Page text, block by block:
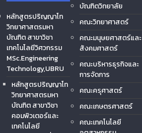
หลักสูตรปริญญาโท
วิทยาศาสตรมหา
บัณฑิต สาขาวิชา
เทคโนโลยีวิศวกรรม
MSc.Engineering
Technology,UBRU
หลักสูตรปริญญาโท
วิทยาศาสตรมหา
บัณฑิต สาขาวิชา
คอมพิวเตอร์และ
เทคโนโลยี
บัณฑิตวิทยาลัย
คณะวิทยาศาสตร์
คณะมนุษยศาสตร์และ
สังคมศาสตร์
คณะบริหารธุรกิจและ
การจัดการ
คณะครุศาสตร์
คณะเกษตรศาสตร์
คณะเทคโนโลยี